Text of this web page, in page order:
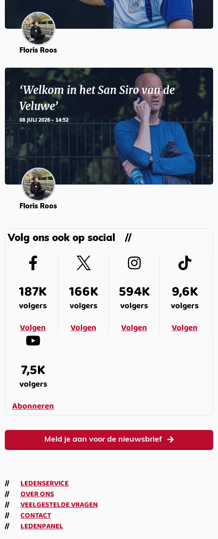
Floris Roos
‘Welkom in het San Siro van de
Veluwe’
08 JULI 2026 - 14:52
Floris Roos
Volg ons ook op social
187K
volgers
Volgen
166K
volgers
Volgen
594K
volgers
Volgen
9,6K
volgers
Volgen
7,5K
volgers
Abonneren
Meld je aan voor de nieuwsbrief
LEDENSERVICE
OVER ONS
VEELGESTELDE VRAGEN
CONTACT
LEDENPANEL